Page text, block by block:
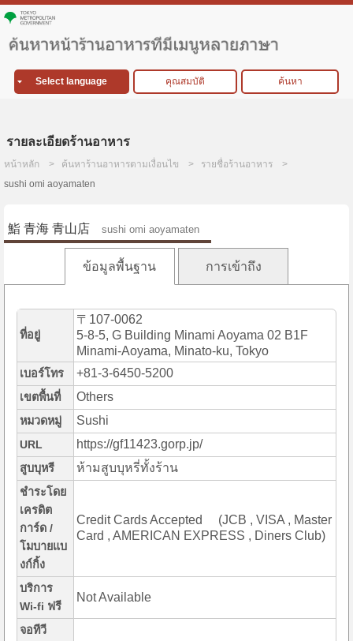
Select language คุณสมบัติ ค้นหา
รายละเอียดร้านอาหาร
หน้าหลัก ค้นหาร้านอาหารตามเงื่อนไข
รายชื่อร้านอาหาร
sushi omi aoyamaten
鮨 青海 青山店 sushi omi aoyamaten
ข้อมูลพื้นฐาน การเข้าถึง
ที่อยู่
〒107-0062
5-8-5, G Building Minami Aoyama 02 B1F
Minami-Aoyama, Minato-ku, Tokyo
เบอร์โทร +81-3-6450-5200
เขตพื้นที่ Others
หมวดหมู่ Sushi
URL https://gf11423.gorp.jp/
สูบบุหรี ห้ามสูบบุหรี่ทั้งร้าน
ชำระโดย
เครดิต
การ์ด /
โมบายแบ
งก์กิ้ง
Credit Cards Accepted (JCB , VISA , Master
Card , AMERICAN EXPRESS , Diners Club)
บริการ
Wi-fi ฟรี
Not Available
จอทีวี